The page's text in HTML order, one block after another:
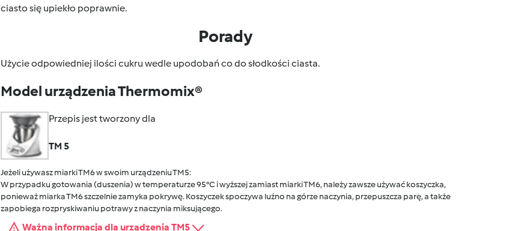
ciasto się upiekło poprawnie.
Porady
Użycie odpowiedniej ilości cukru wedle upodobań co do słodkości ciasta.
Model urządzenia Thermomix®
Przepis jest tworzony dla
TM 5
Jeżeli używasz miarki TM6 w swoim urządzeniu TM5:
W przypadku gotowania (duszenia) w temperaturze 95°C i wyższej zamiast miarki TM6, należy zawsze używać koszyczka,
ponieważ miarka TM6 szczelnie zamyka pokrywę. Koszyczek spoczywa luźno na górze naczynia, przepuszcza parę, a także
zapobiega rozpryskiwaniu potrawy z naczynia miksującego.
Ważna informacja dla urządzenia TM5